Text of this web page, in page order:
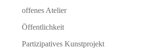
offenes Atelier
Öffentlichkeit
Partizipatives Kunstprojekt